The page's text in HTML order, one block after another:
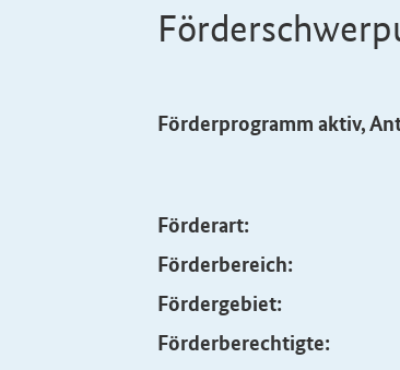
Förderprogramm aktiv,
Förderart:
Förderbereich:
Fördergebiet:
Förderberechtigte: